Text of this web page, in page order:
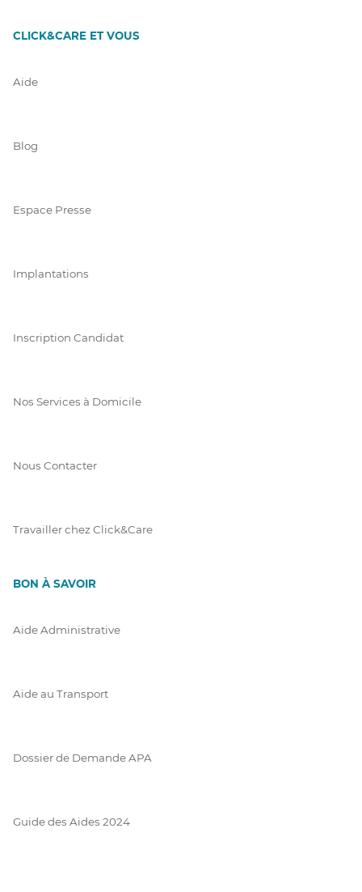
CLICK&CARE ET VOUS
Aide
Blog
Espace Presse
Implantations
Inscription Candidat
Nos Services à Domicile
Nous Contacter
Travailler chez Click&Care
BON À SAVOIR
Aide Administrative
Aide au Transport
Dossier de Demande APA
Guide des Aides 2024